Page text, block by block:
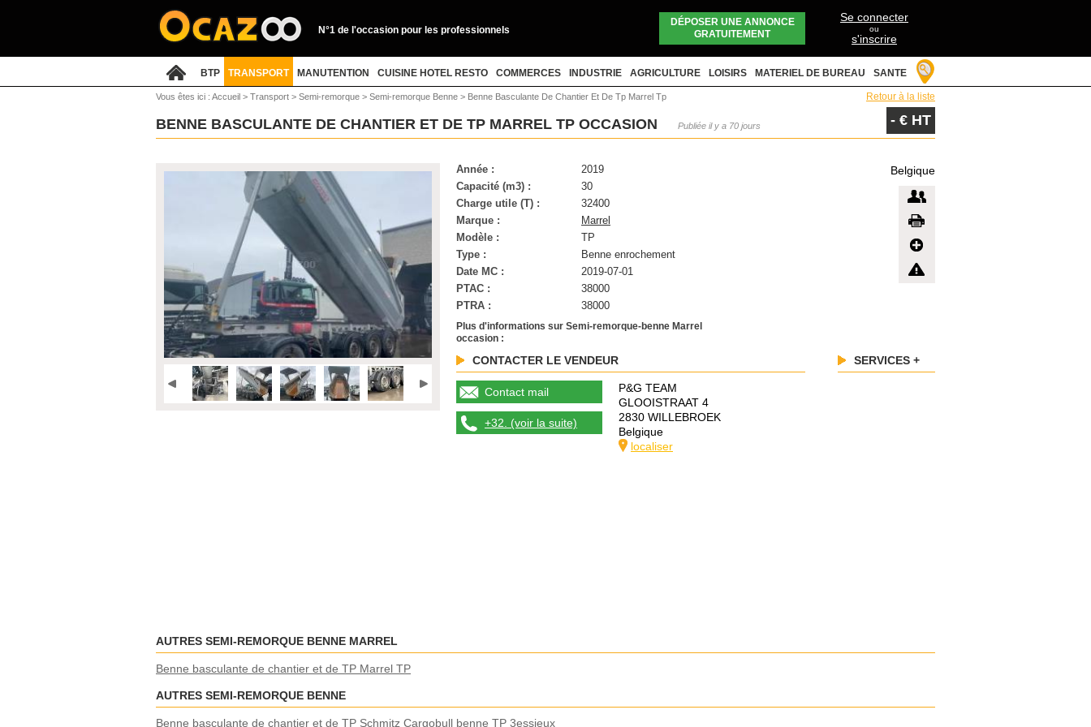
N°1 de l'occasion pour les professionnels
DÉPOSER UNE ANNONCE
GRATUITEMENT
Se connecter
ou
s'inscrire
BTP TRANSPORT MANUTENTION CUISINE HOTEL RESTO COMMERCES INDUSTRIE AGRICULTURE LOISIRS MATERIEL DE BUREAU SANTE
Vous êtes ici : Accueil > Transport > Semi-remorque > Semi-remorque Benne > Benne Basculante De Chantier Et De Tp Marrel Tp Retour à la liste
BENNE BASCULANTE DE CHANTIER ET DE TP MARREL TP OCCASION Publiée il y a 70 jours - € HT
Année :
2019
Capacité (m3) :
30
Charge utile (T) :
32400
Marque :
Marrel
Modèle :
TP
Type :
Benne enrochement
Date MC :
2019-07-01
PTAC :
38000
PTRA :
38000
Plus d'informations sur Semi-remorque-benne Marrel
occasion :
Belgique
CONTACTER LE VENDEUR
Contact mail
+32. (voir la suite)
P&G TEAM
GLOOISTRAAT 4
2830 WILLEBROEK
Belgique
localiser
SERVICES +
AUTRES SEMI-REMORQUE BENNE MARREL
Benne basculante de chantier et de TP Marrel TP
AUTRES SEMI-REMORQUE BENNE
Benne basculante de chantier et de TP Schmitz Cargobull benne TP 3essieux